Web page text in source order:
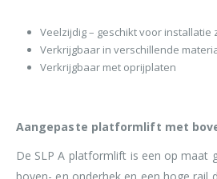
Veelzijdig – geschikt voor
Verkrijgbaar in verschillende
Verkrijgbaar met oprijplaten
Aangepaste platformlift met
De SLP A platformlift is een op maat
boven- en onderhek en een hoge rail